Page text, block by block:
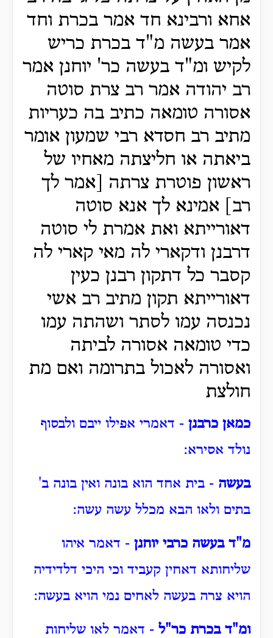
אחא ורבינא חד אמר בכרת וחד
אמר בעשה מ"ד בכרת כריש
לקיש ומ"ד בעשה כר' יוחנן אמר
רב יהודה אמר רב צרת סוטה
אסורה טומאה כתיב בה כעריות
מתיב רב חסדא רבי שמעון אומר
ביאתה או חליצתה מאחיו של
ראשון פוטרת צרתה [אמר לך
רב] אמינא לך אנא סוטה
דאורייתא ואת אמרת לי סוטה
דרבנן ודקארי לה מאי קארי לה
קסבר כל דתקון רבנן כעין
דאורייתא תקון מתיב רב אשי
נכנסה עמו לסתר ושהתה עמו
כדי טומאה אסורה לביתה
ואסורה לאכול בתרומה ואם מת
חולצת
כמאן כרבנן - דאמרי אפילו ייבם ולבסוף
נולד אסירא:
בעשה - בית אחד הוא בונה ואין בונה ב'
בתים ולאו הבא מכלל עשה עשה:
מ"ד בעשה כרבי יוחנן - דאמר איהו
שליחותא דאחין קעביד וכי היכי דלדידיה
הויא צרה בעשה לאחים נמי הויא בעשה:
ומ"ד בכרת כר"ל - דאמר לאו שליחות